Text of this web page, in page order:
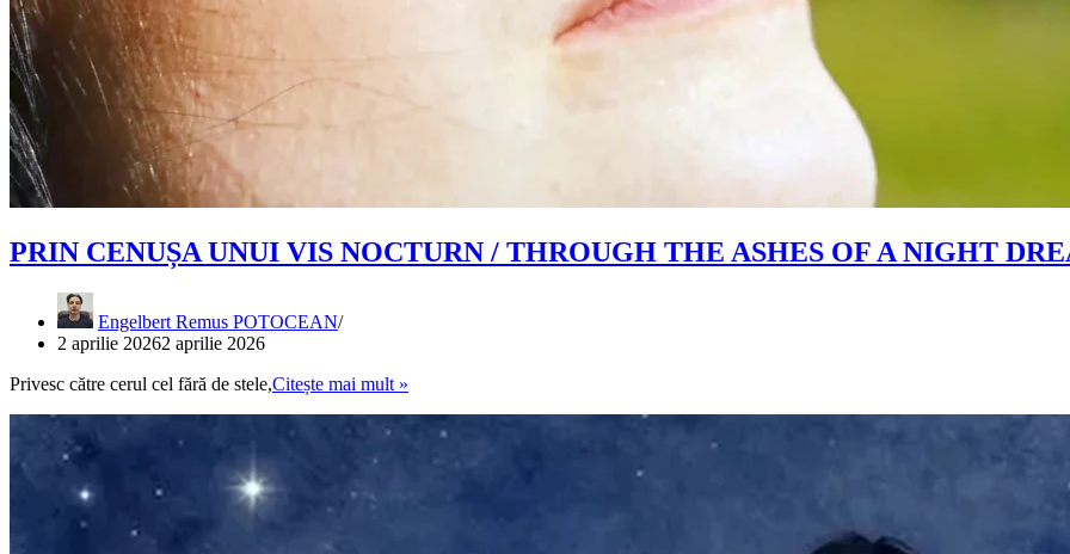
PRIN CENUȘA UNUI VIS NOCTURN / THROUGH THE ASHES OF A NIGHT
Engelbert Remus POTOCEAN
2 aprilie 20262 aprilie 2026
Privesc către cerul cel fără de stele,Citește mai mult »
UNUI
NOCTURN